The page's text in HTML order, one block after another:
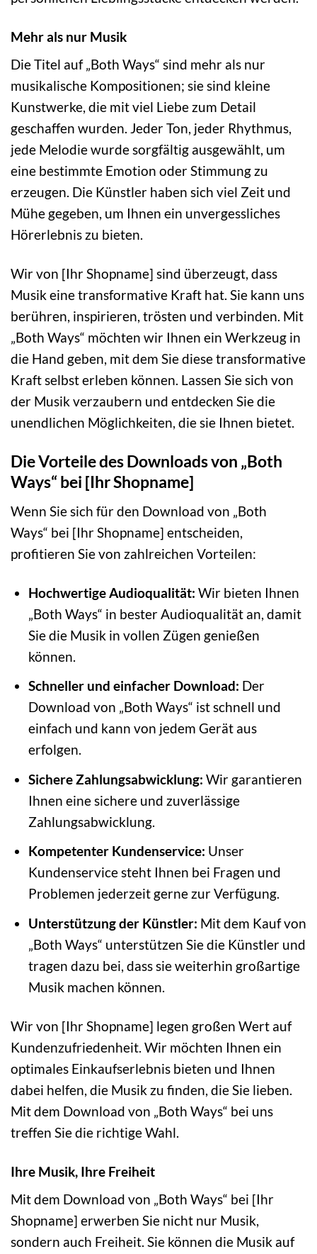
Mehr als nur Musik
Die Titel auf „Both Ways“ sind mehr als nur
musikalische Kompositionen; sie sind kleine
Kunstwerke, die mit viel Liebe zum Detail
geschaffen wurden. Jeder Ton, jeder Rhythmus,
jede Melodie wurde sorgfältig ausgewählt, um
eine bestimmte Emotion oder Stimmung zu
erzeugen. Die Künstler haben sich viel Zeit und
Mühe gegeben, um Ihnen ein unvergessliches
Hörerlebnis zu bieten.
Wir von [Ihr Shopname] sind überzeugt, dass
Musik eine transformative Kraft hat. Sie kann uns
berühren, inspirieren, trösten und verbinden. Mit
„Both Ways“ möchten wir Ihnen ein Werkzeug in
die Hand geben, mit dem Sie diese transformative
Kraft selbst erleben können. Lassen Sie sich von
der Musik verzaubern und entdecken Sie die
unendlichen Möglichkeiten, die sie Ihnen bietet.
Die Vorteile des Downloads von „Both
Ways“ bei [Ihr Shopname]
Wenn Sie sich für den Download von „Both
Ways“ bei [Ihr Shopname] entscheiden,
profitieren Sie von zahlreichen Vorteilen:
Hochwertige Audioqualität: Wir bieten Ihnen
„Both Ways“ in bester Audioqualität an, damit
Sie die Musik in vollen Zügen genießen
können.
Schneller und einfacher Download: Der
Download von „Both Ways“ ist schnell und
einfach und kann von jedem Gerät aus
erfolgen.
Sichere Zahlungsabwicklung: Wir garantieren
Ihnen eine sichere und zuverlässige
Zahlungsabwicklung.
Kompetenter Kundenservice: Unser
Kundenservice steht Ihnen bei Fragen und
Problemen jederzeit gerne zur Verfügung.
Unterstützung der Künstler: Mit dem Kauf von
„Both Ways“ unterstützen Sie die Künstler und
tragen dazu bei, dass sie weiterhin großartige
Musik machen können.
Wir von [Ihr Shopname] legen großen Wert auf
Kundenzufriedenheit. Wir möchten Ihnen ein
optimales Einkaufserlebnis bieten und Ihnen
dabei helfen, die Musik zu finden, die Sie lieben.
Mit dem Download von „Both Ways“ bei uns
treffen Sie die richtige Wahl.
Ihre Musik, Ihre Freiheit
Mit dem Download von „Both Ways“ bei [Ihr
Shopname] erwerben Sie nicht nur Musik,
sondern auch Freiheit. Sie können die Musik auf